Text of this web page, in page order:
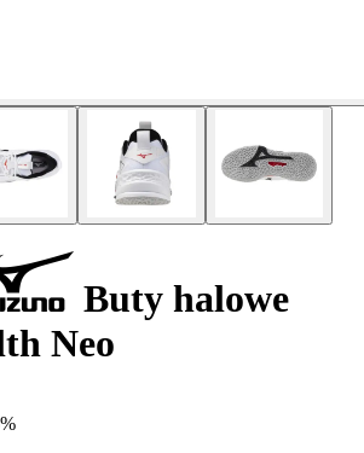
Buty halowe
Neo